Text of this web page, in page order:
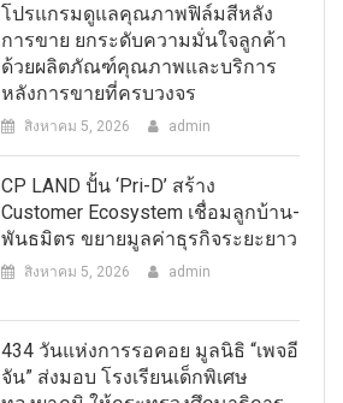
โปรแกรมดูแลคุณภาพฟิล์มสีหลัง
การขาย ยกระดับความมั่นใจลูกค้า
ด้วยผลิตภัณฑ์คุณภาพและบริการ
หลังการขายที่ครบวงจร
สิงหาคม 5, 2026 admin
CP LAND ปั้น ‘Pri-D’ สร้าง
Customer Ecosystem เชื่อมลูกบ้าน-
พันธมิตร ขยายมูลค่าธุรกิจระยะยาว
สิงหาคม 5, 2026 admin
434 วันแห่งการรอคอย มูลนิธิ “เพจอี
จัน” ส่งมอบ โรงเรียนเด็กพิเศษ